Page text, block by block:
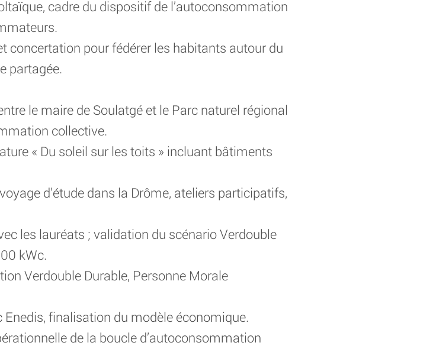
cadre du dispositif de l’autoconsommation
concertation pour fédérer les habitants autour du
partagée.
le maire de Soulatgé et le Parc naturel régional
collective.
« Du soleil sur les toits » incluant bâtiments
d’étude dans la Drôme, ateliers participatifs,
les lauréats ; validation du scénario Verdouble
kWc.
Verdouble Durable, Personne Morale
finalisation du modèle économique.
de la boucle d’autoconsommation